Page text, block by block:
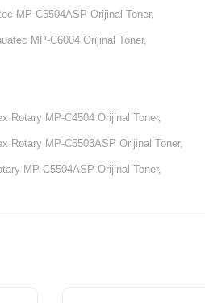
MP-C5504ASP Orijinal Toner,
MP-C6004 Orijinal Toner,
Rotary MP-C4504 Orijinal Toner,
Rotary MP-C5503ASP Orijinal Toner,
MP-C5504ASP Orijinal Toner,
MP-C4504 Orijinal Toner,